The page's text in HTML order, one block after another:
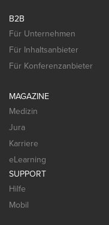
B2B
Für Unternehmen
Für Inhaltsanbieter
Für Konferenzanbieter
MAGAZINE
Medizin
Jura
Karriere
eLearning
SUPPORT
Hilfe
Mobil